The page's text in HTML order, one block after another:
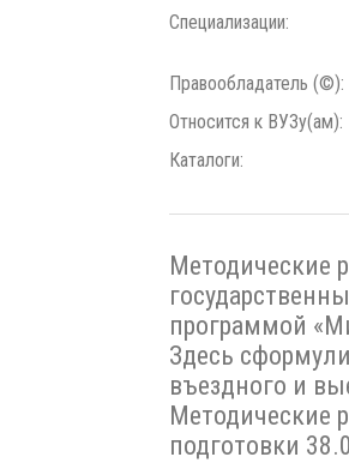
Специализации:
Правообладатель (©):
Относится к ВУЗу(ам):
Каталоги:
Методические
программой
Здесь
въездного и
Методические
подготовки